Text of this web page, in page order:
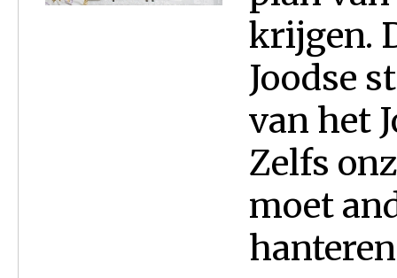
krijgen.
Joodse
van het
Zelfs
moet